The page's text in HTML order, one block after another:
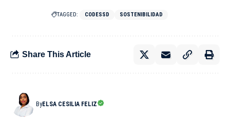
TAGGED: CODESSD SOSTENIBILIDAD
Share This Article
ByELSA CESILIA FELIZ